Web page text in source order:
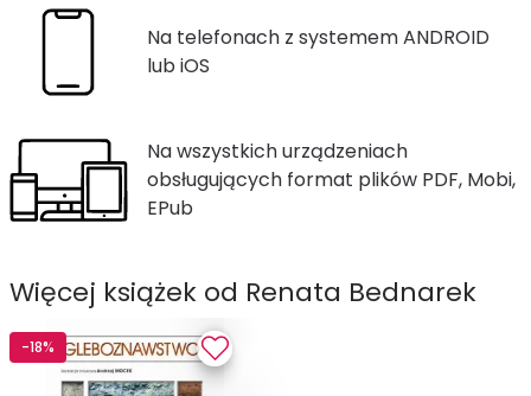
Na telefonach z systemem ANDROID
lub iOS
Na wszystkich urządzeniach
obsługujących format plików PDF, Mobi,
EPub
Więcej książek od Renata Bednarek
-18%